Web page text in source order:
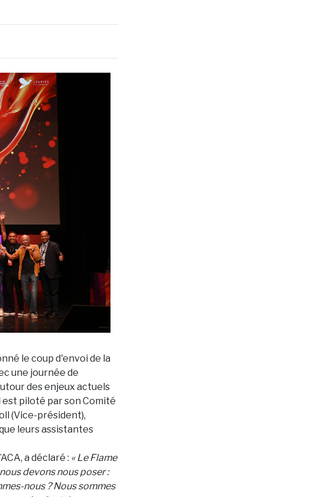
le coup d'envoi de la
une journée de
des enjeux actuels
piloté par son Comité
(Vice-président),
leurs assistantes
a déclaré : « Le Flame
devons nous poser :
nous ? Nous sommes